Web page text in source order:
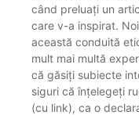
când preluați un
care v-a inspirat.
această conduită
mult mai multă
că găsiți subiecte
siguri că înțelegeți
(cu link), ca o